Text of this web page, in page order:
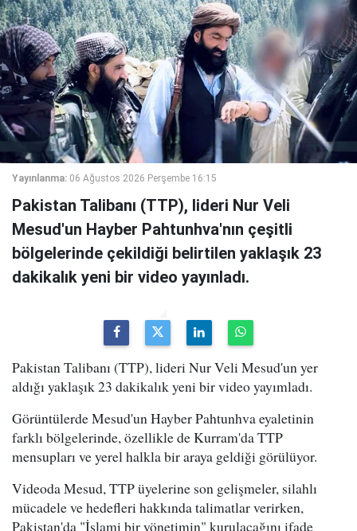
Yayınlanma: 06 Ağustos 2026 Perşembe 16:15
Pakistan Talibanı (TTP), lideri Nur Veli
Mesud'un Hayber Pahtunhva'nın çeşitli
bölgelerinde çekildiği belirtilen yaklaşık 23
dakikalık yeni bir video yayınladı.
Pakistan Talibanı (TTP), lideri Nur Veli Mesud'un yer
aldığı yaklaşık 23 dakikalık yeni bir video yayımladı.
Görüntülerde Mesud'un Hayber Pahtunhva eyaletinin
farklı bölgelerinde, özellikle de Kurram'da TTP
mensupları ve yerel halkla bir araya geldiği görülüyor.
Videoda Mesud, TTP üyelerine son gelişmeler, silahlı
mücadele ve hedefleri hakkında talimatlar verirken,
Pakistan'da "İslami bir yönetimin" kurulacağını ifade